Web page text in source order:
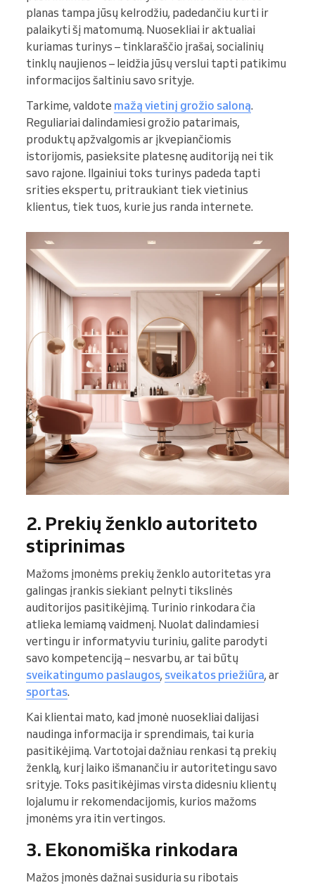
planas tampa jūsų kelrodžiu, padedančiu kurti ir
palaikyti šį matomumą. Nuosekliai ir aktualiai
kuriamas turinys – tinklaraščio įrašai, socialinių
tinklų naujienos – leidžia jūsų verslui tapti patikimu
informacijos šaltiniu savo srityje.
Tarkime, valdote mažą vietinį grožio saloną.
Reguliariai dalindamiesi grožio patarimais,
produktų apžvalgomis ar įkvepiančiomis
istorijomis, pasieksite platesnę auditoriją nei tik
savo rajone. Ilgainiui toks turinys padeda tapti
srities ekspertu, pritraukiant tiek vietinius
klientus, tiek tuos, kurie jus randa internete.
2. Prekių ženklo autoriteto
stiprinimas
Mažoms įmonėms prekių ženklo autoritetas yra
galingas įrankis siekiant pelnyti tikslinės
auditorijos pasitikėjimą. Turinio rinkodara čia
atlieka lemiamą vaidmenį. Nuolat dalindamiesi
vertingu ir informatyviu turiniu, galite parodyti
savo kompetenciją – nesvarbu, ar tai būtų
sveikatingumo paslaugos, sveikatos priežiūra, ar
sportas.
Kai klientai mato, kad įmonė nuosekliai dalijasi
naudinga informacija ir sprendimais, tai kuria
pasitikėjimą. Vartotojai dažniau renkasi tą prekių
ženklą, kurį laiko išmanančiu ir autoritetingu savo
srityje. Toks pasitikėjimas virsta didesniu klientų
lojalumu ir rekomendacijomis, kurios mažoms
įmonėms yra itin vertingos.
3. Ekonomiška rinkodara
Mažos įmonės dažnai susiduria su ribotais